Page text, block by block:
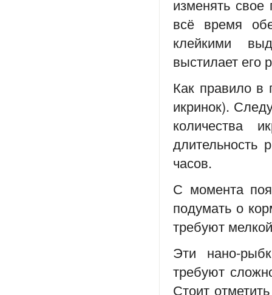
изменять
всё время
клейкими
выстилает его
Как правило в
икринок).
количества
длительность
часов.
С момента
подумать о
требуют
Эти нано-
требуют
Стоит